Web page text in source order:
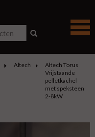
Altech
Altech Torus
Vrijstaande
pelletkachel
met speksteen
2-8kW